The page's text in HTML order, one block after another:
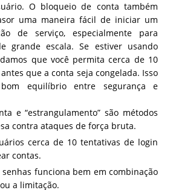
O bloqueio de conta também
uma maneira fácil de iniciar um
de serviço, especialmente para
grande escala. Se estiver usando
que você permita cerca de 10
que a conta seja congelada. Isso
equilíbrio entre segurança e
e “estrangulamento” são métodos
contra ataques de força bruta.
cerca de 10 tentativas de login
contas.
funciona bem em combinação
a limitação.